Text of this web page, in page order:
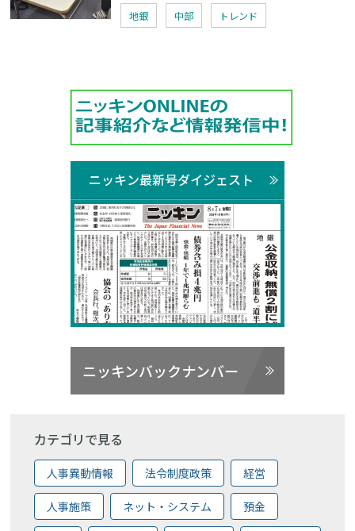
地銀 中部 トレンド
ニッキン最新号ダイジェスト
ニッキンバックナンバー
カテゴリで見る
人事異動情報 法令制度政策 経営
人事施策 ネット・システム 預金